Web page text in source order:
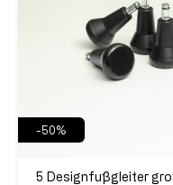
-50%
5 Designfußgleiter